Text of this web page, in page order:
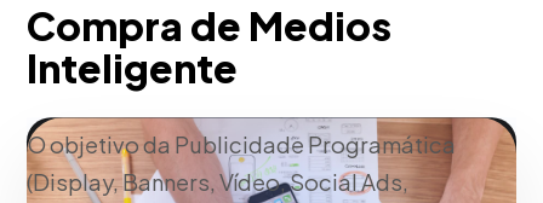
Compra de Medios
Inteligente
O objetivo da Publicidade Programática
(Display, Banners, Vídeo, Social Ads,